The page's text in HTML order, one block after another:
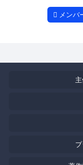
メンバ